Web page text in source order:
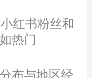
红书粉丝和
热门
布与地区经